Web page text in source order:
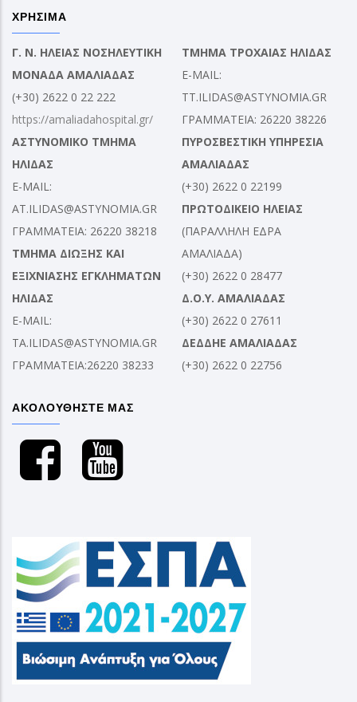
ΧΡΗΣΙΜΑ
Γ. Ν. ΗΛΕΙΑΣ ΝΟΣΗΛΕΥΤΙΚΗ
ΜΟΝΑΔΑ ΑΜΑΛΙΑΔΑΣ
(+30) 2622 0 22 222
https://amaliadahospital.gr/
ΑΣΤΥΝΟΜΙΚΟ ΤΜΗΜΑ
ΗΛΙΔΑΣ
E-MAIL:
AT.ILIDAS@ASTYNOMIA.GR
ΓΡΑΜΜΑΤΕΙΑ: 26220 38218
ΤΜΗΜΑ ΔΙΩΞΗΣ ΚΑΙ
ΕΞΙΧΝΙΑΣΗΣ ΕΓΚΛΗΜΑΤΩΝ
ΗΛΙΔΑΣ
E-MAIL:
TA.ILIDAS@ASTYNOMIA.GR
ΓΡΑΜΜΑΤΕΙΑ:26220 38233
ΤΜΗΜΑ ΤΡΟΧΑΙΑΣ ΗΛΙΔΑΣ
E-MAIL:
TT.ILIDAS@ASTYNOMIA.GR
ΓΡΑΜΜΑΤΕΙΑ: 26220 38226
ΠΥΡΟΣΒΕΣΤΙΚΗ ΥΠΗΡΕΣΙΑ
ΑΜΑΛΙΑΔΑΣ
(+30) 2622 0 22199
ΠΡΩΤΟΔΙΚΕΙΟ ΗΛΕΙΑΣ
(ΠΑΡΑΛΛΗΛΗ ΕΔΡΑ
ΑΜΑΛΙΑΔΑ)
(+30) 2622 0 28477
Δ.Ο.Υ. ΑΜΑΛΙΑΔΑΣ
(+30) 2622 0 27611
ΔΕΔΔΗΕ ΑΜΑΛΙΑΔΑΣ
(+30) 2622 0 22756
ΑΚΟΛΟΥΘΗΣΤΕ ΜΑΣ